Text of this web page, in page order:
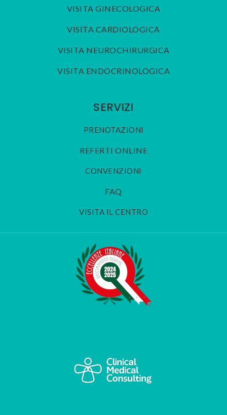
VISITA GINECOLOGICA
VISITA CARDIOLOGICA
VISITA NEUROCHIRURGICA
VISITA ENDOCRINOLOGICA
SERVIZI
PRENOTAZIONI
REFERTI ONLINE
CONVENZIONI
FAQ
VISITA IL CENTRO